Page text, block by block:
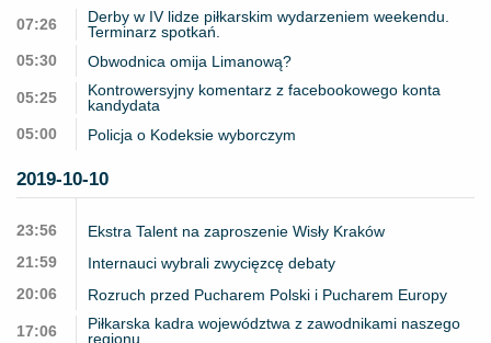
07:26
Derby w IV lidze piłkarskim wydarzeniem weekendu.
Terminarz spotkań.
05:30
Obwodnica omija Limanową?
05:25
Kontrowersyjny komentarz z facebookowego konta
kandydata
05:00
Policja o Kodeksie wyborczym
2019-10-10
23:56
Ekstra Talent na zaproszenie Wisły Kraków
21:59
Internauci wybrali zwycięzcę debaty
20:06
Rozruch przed Pucharem Polski i Pucharem Europy
17:06
Piłkarska kadra województwa z zawodnikami naszego
regionu